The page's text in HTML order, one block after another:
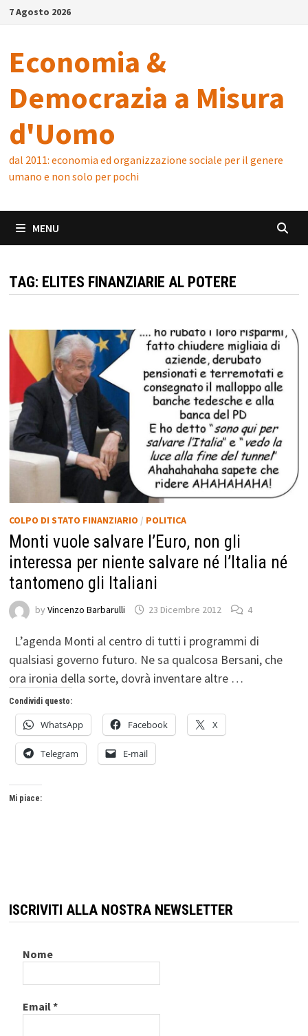
Skip7 Agosto 2026
Economia &
Democrazia a Misura
d'Uomo
dal 2011: economia ed organizzazione sociale per il genere
umano e non solo per pochi
MENU
TAG: ELITES FINANZIARIE AL POTERE
COLPO DI STATO FINANZIARIO / POLITICA
Monti vuole salvare l’Euro, non gli
interessa per niente salvare né l’Italia né
tantomeno gli Italiani
by Vincenzo Barbarulli 23 Dicembre 2012 4
L’agenda Monti al centro di tutti i programmi di
qualsiasi governo futuro. Ne sa qualcosa Bersani, che
ora ironia della sorte, dovrà inventare altre …
Condividi questo:
WhatsApp Facebook X
Telegram E-mail
Mi piace:
ISCRIVITI ALLA NOSTRA NEWSLETTER
Nome
Email*